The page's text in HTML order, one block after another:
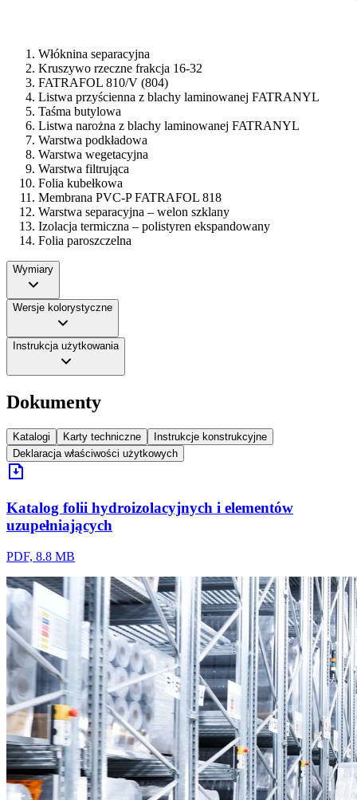
Włóknina separacyjna
Kruszywo rzeczne frakcja 16-32
FATRAFOL 810/V (804)
Listwa przyścienna z blachy laminowanej FATRANYL
Taśma butylowa
Listwa narożna z blachy laminowanej FATRANYL
Warstwa podkładowa
Warstwa wegetacyjna
Warstwa filtrująca
Folia kubełkowa
Membrana PVC-P FATRAFOL 818
Warstwa separacyjna – welon szklany
Izolacja termiczna – polistyren ekspandowany
Folia paroszczelna
Wymiary
Wersje kolorystyczne
Instrukcja użytkowania
Dokumenty
Katalogi Karty techniczne
Instrukcje konstrukcyjne
Deklaracja właściwości użytkowych
Katalog folii hydroizolacyjnych i elementów
uzupełniających
PDF, 8.8 MB